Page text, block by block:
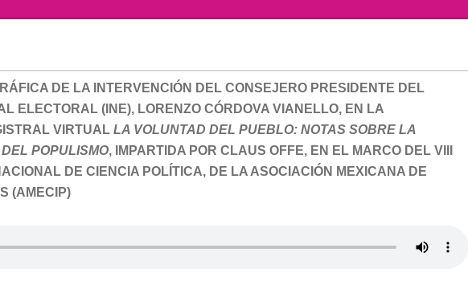
DE LA INTERVENCIÓN DEL CONSEJERO PRESIDENTE DEL
ELECTORAL (INE), LORENZO CÓRDOVA VIANELLO, EN LA
VIRTUAL LA VOLUNTAD DEL PUEBLO: NOTAS SOBRE LA
POPULISMO, IMPARTIDA POR CLAUS OFFE, EN EL MARCO DEL VIII
DE CIENCIA POLÍTICA, DE LA ASOCIACIÓN MEXICANA DE
(AMECIP)